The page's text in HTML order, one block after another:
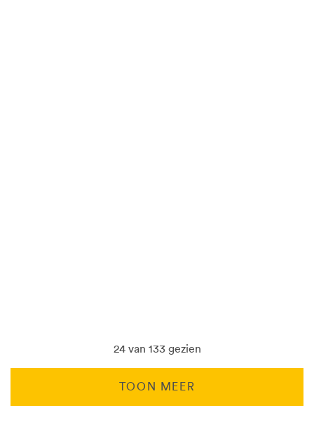
24 van 133 gezien
TOON MEER